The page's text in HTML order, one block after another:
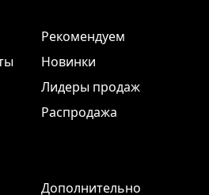
Рекомендуем
Новинки
Лидеры продаж
Распродажа
Дополнительно